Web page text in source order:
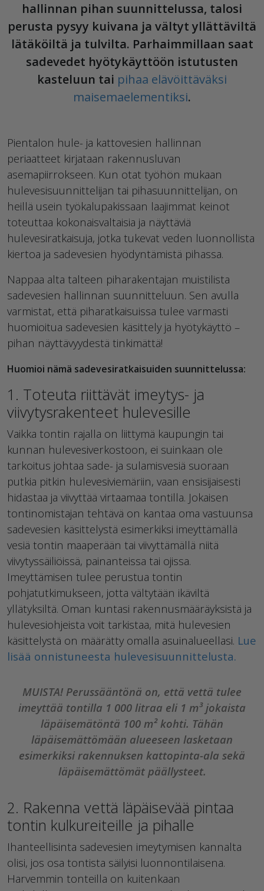
hallinnan pihan suunnittelussa, talosi
perusta pysyy kuivana ja vältyt yllättäviltä
lätäköiltä ja tulvilta. Parhaimmillaan saat
sadevedet hyötykäyttöön istutusten
kasteluun tai pihaa elävöittäväksi
maisemaelementiksi.
Pientalon hule- ja kattovesien hallinnan
periaatteet kirjataan rakennusluvan
asemapiirrokseen. Kun otat työhön mukaan
hulevesisuunnittelijan tai pihasuunnittelijan, on
heillä usein työkalupakissaan laajimmat keinot
toteuttaa kokonaisvaltaisia ja näyttäviä
hulevesiratkaisuja, jotka tukevat veden luonnollista
kiertoa ja sadevesien hyödyntämistä pihassa.
Nappaa alta talteen piharakentajan muistilista
sadevesien hallinnan suunnitteluun. Sen avulla
varmistat, että piharatkaisuissa tulee varmasti
huomioitua sadevesien käsittely ja hyötykäyttö –
pihan näyttävyydestä tinkimättä!
Huomioi nämä sadevesiratkaisuiden suunnittelussa:
1. Toteuta riittävät imeytys- ja
viivytysrakenteet hulevesille
Vaikka tontin rajalla on liittymä kaupungin tai
kunnan hulevesiverkostoon, ei suinkaan ole
tarkoitus johtaa sade- ja sulamisvesiä suoraan
putkia pitkin hulevesiviemäriin, vaan ensisijaisesti
hidastaa ja viivyttää virtaamaa tontilla. Jokaisen
tontinomistajan tehtävä on kantaa oma vastuunsa
sadevesien käsittelystä esimerkiksi imeyttämällä
vesiä tontin maaperään tai viivyttämällä niitä
viivytyssäiliöissä, painanteissa tai ojissa.
Imeyttämisen tulee perustua tontin
pohjatutkimukseen, jotta vältytään ikäviltä
yllätyksiltä. Oman kuntasi rakennusmääräyksistä ja
hulevesiohjeista voit tarkistaa, mitä hulevesien
käsittelystä on määrätty omalla asuinalueellasi. Lue
lisää onnistuneesta hulevesisuunnittelusta.
MUISTA! Perussääntönä on, että vettä tulee
imeyttää tontilla 1 000 litraa eli 1 m³ jokaista
läpäisemätöntä 100 m² kohti. Tähän
läpäisemättömään alueeseen lasketaan
esimerkiksi rakennuksen kattopinta-ala sekä
läpäisemättömät päällysteet.
2. Rakenna vettä läpäisevää pintaa
tontin kulkureiteille ja pihalle
Ihanteellisinta sadevesien imeytymisen kannalta
olisi, jos osa tontista säilyisi luonnontilaisena.
Harvemmin tonteilla on kuitenkaan